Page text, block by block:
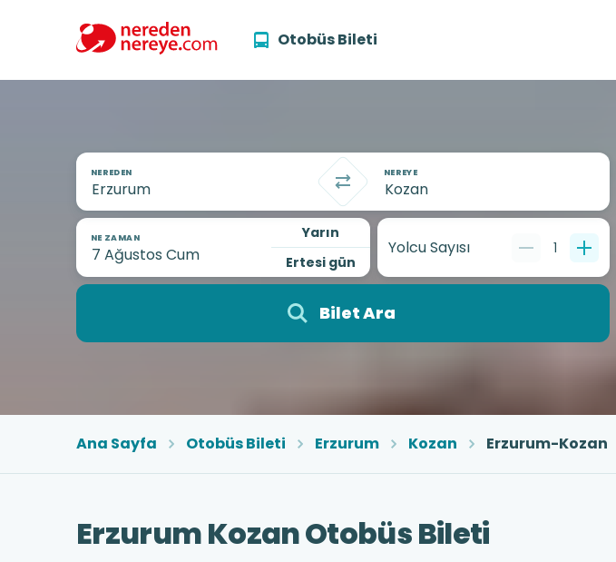
Otobüs Bileti
NEREDEN NEREYE
NE ZAMAN
Yarın
Ertesi gün
Yolcu Sayısı 1
Bilet Ara
Ana Sayfa Otobüs Bileti Erzurum Kozan Erzurum-Kozan
Erzurum Kozan Otobüs Bileti